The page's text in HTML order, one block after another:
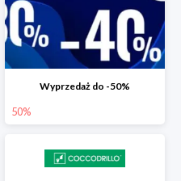
Wyprzedaż do -50%
50%